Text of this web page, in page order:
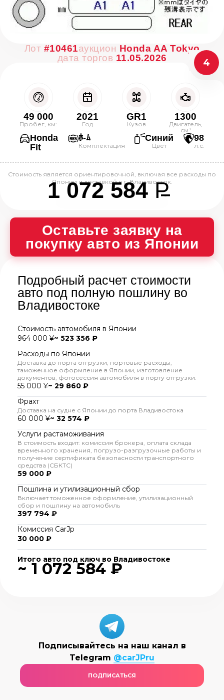
Лот #10461аукцион Honda AA Tokyo
дата торгов 11.05.2026 4
49 000
Пробег, км:
2021
Год
GR1
Кузов
1300
Двигатель,
см³
Honda
Fit
ﾎ-ﾑ
Комплектация
Синий
Цвет
98
л.с.
Стоимость является ориентировочной, включая все расходы по
Японии и доставкой в г. Владивосток.
1 072 584P
--
Оставьте заявку на
покупку авто из Японии
Подробный расчет стоимости
авто под полную пошлину во
Владивостоке
Стоимость автомобиля в Японии
964 000 ¥~ 523 356 ₽
Расходы по Японии
Доставка до порта отгрузки, портовые расходы,
таможенное оформление в Японии, изготовление
документов, фотосессия автомобиля в порту отгрузки.
55 000 ¥~ 29 860 ₽
Фрахт
Доставка на судне с Японии до порта Владивостока
60 000 ¥~ 32 574 ₽
Услуги растаможивания
В стоимость входит: комиссия брокера, оплата склада
временного хранения, погрузо-разгрузочные работы и
получение сертификата безопасности транспортного
средства (СБКТС)
59 000 ₽
Пошлина и утилизационный сбор
Включает томоженное оформление, утилизационный
сбор и пошлину на автомобиль
397 794 ₽
Комиссия CarJp
30 000 ₽
Итого авто под ключ во Владивостоке
~ 1 072 584 ₽
Подписывайтесь на наш канал в
Telegram @carJPru
ПОДПИСАТЬСЯ